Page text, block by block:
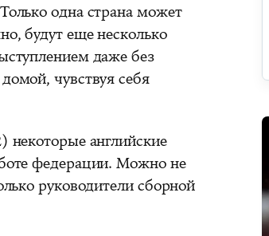
одна страна может
будут еще несколько
даже без
чувствуя себя
английские
федерации. Можно не
руководители сборной